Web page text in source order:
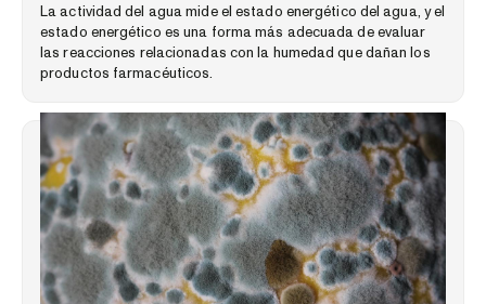
La actividad del agua mide el estado energético del agua, y el
estado energético es una forma más adecuada de evaluar
las reacciones relacionadas con la humedad que dañan los
productos farmacéuticos.